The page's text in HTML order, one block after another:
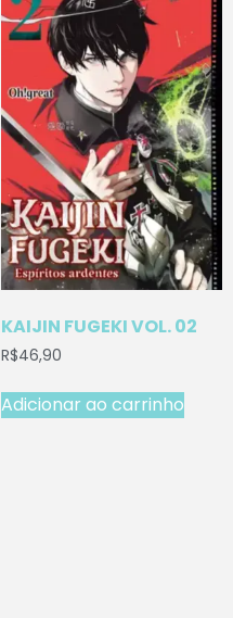
KAIJIN FUGEKI VOL. 02
R$46,90
Adicionar ao carrinho